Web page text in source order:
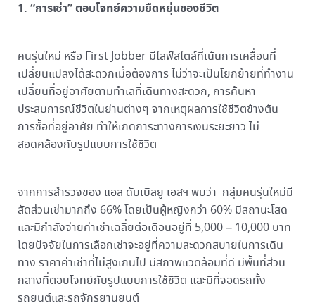
1. “การเช่า” ตอบโจทย์ความยืดหยุ่นของชีวิต
คนรุ่นใหม่ หรือ First Jobber มีไลฟ์สไตล์ที่เน้นการเคลื่อนที่
เปลี่ยนแปลงได้สะดวกเมื่อต้องการ ไม่ว่าจะเป็นโยกย้ายที่ทำงาน
เปลี่ยนที่อยู่อาศัยตามทำเลที่เดินทางสะดวก, การค้นหา
ประสบการณ์ชีวิตในย่านต่างๆ จากเหตุผลการใช้ชีวิตข้างต้น
การซื้อที่อยู่อาศัย ทำให้เกิดภาระทางการเงินระยะยาว ไม่
สอดคล้องกับรูปแบบการใช้ชีวิต
จากการสำรวจของ แอล ดับเบิลยู เอสฯ พบว่า กลุ่มคนรุ่นใหม่มี
สัดส่วนเช่ามากถึง 66% โดยเป็นผู้หญิงกว่า 60% มีสถานะโสด
และมีกำลังจ่ายค่าเช่าเฉลี่ยต่อเดือนอยู่ที่ 5,000 – 10,000 บาท
โดยปัจจัยในการเลือกเช่าจะอยู่ที่ความสะดวกสบายในการเดิน
ทาง ราคาค่าเช่าที่ไม่สูงเกินไป มีสภาพแวดล้อมที่ดี มีพื้นที่ส่วน
กลางที่ตอบโจทย์กับรูปแบบการใช้ชีวิต และมีที่จอดรถทั้ง
รถยนต์และรถจักรยานยนต์